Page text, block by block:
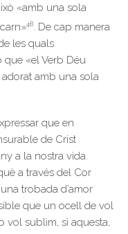
«amb una sola
48. De cap manera
les quals
que «el Verb Déu
amb una sola
que en
de Crist
a la nostra vida.
a través del Cor
trobada d’amor
que un ocell de vol
vol sublim, si aquesta,